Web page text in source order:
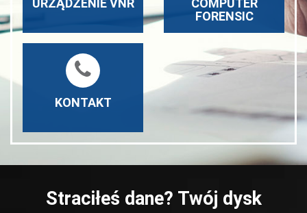
URZĄDZENIE VNR
Sprawdź ofertę
COMPUTER
FORENSIC
Sprawdź ofertę
KONTAKT
Straciłeś dane? Masz
pytanie do naszych
ekspertów? Jesteśmy do
Sprawdź ofertę
Straciłeś dane? Twój dysk